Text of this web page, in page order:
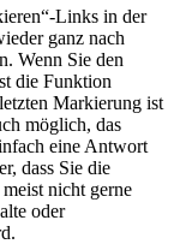
Links in der
ganz nach
Wenn Sie den
die Funktion
Markierung ist
möglich, das
eine Antwort
dass Sie die
nicht gerne
oder